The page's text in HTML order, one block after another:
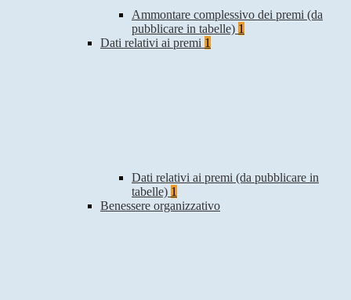
Ammontare complessivo dei premi (da
pubblicare in tabelle) 1
Dati relativi ai premi 1
Dati relativi ai premi (da pubblicare in
tabelle) 1
Benessere organizzativo